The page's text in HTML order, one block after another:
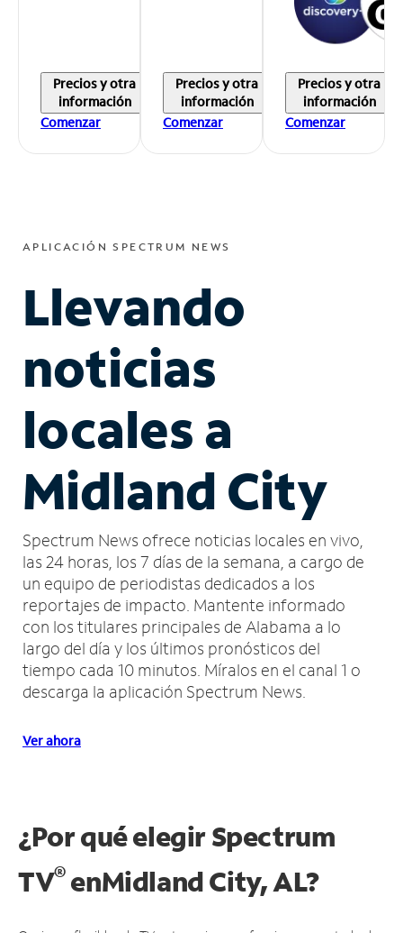
Precios y otra
información
Comenzar
Precios y otra
información
Comenzar
Precios y otra
información
Comenzar
APLICACIÓN SPECTRUM NEWS
Llevando
noticias
locales a
Midland City
Spectrum News ofrece noticias locales en vivo,
las 24 horas, los 7 días de la semana, a cargo de
un equipo de periodistas dedicados a los
reportajes de impacto. Mantente informado
con los titulares principales de Alabama a lo
largo del día y los últimos pronósticos del
tiempo cada 10 minutos. Míralos en el canal 1 o
descarga la aplicación Spectrum News.
Ver ahora
¿Por qué elegir Spectrum
TV®enMidland City, AL?